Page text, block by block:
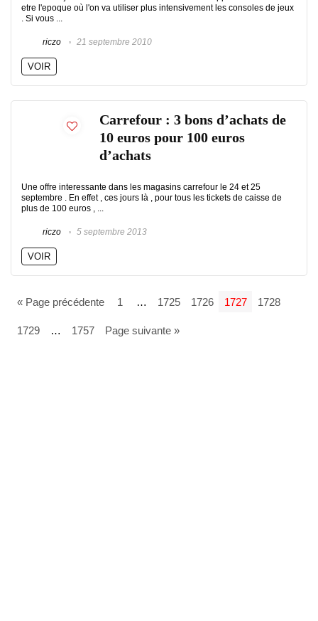
etre l'epoque où l'on va utiliser plus intensivement les consoles de jeux
. Si vous ...
riczo 21 septembre 2010
VOIR
Carrefour : 3 bons d’achats de
10 euros pour 100 euros
d’achats
Une offre interessante dans les magasins carrefour le 24 et 25
septembre . En effet , ces jours là , pour tous les tickets de caisse de
plus de 100 euros , ...
riczo 5 septembre 2013
VOIR
« Page précédente 1 … 1725 1726 1727 1728
1729 … 1757 Page suivante »